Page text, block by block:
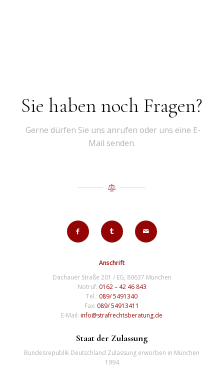
Sie haben noch Fragen?
Gerne dürfen Sie uns anrufen oder uns eine E-
Mail senden.
Anschrift
Dachauer Straße 201 / EG, 80637 München
Notruf: 0162 – 42 46 843
Tel.: 089/ 5491340
Fax: 089/ 54913411
E-Mail:info@strafrechtsberatung.de
Staat der Zulassung
Bundesrepublik Deutschland Zulassung erworben in München
1994